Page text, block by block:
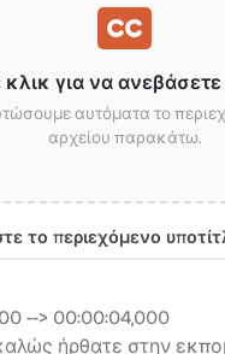
κλικ για να
αυτόματα το
αρχείου παρακάτω.
το περιεχόμενο